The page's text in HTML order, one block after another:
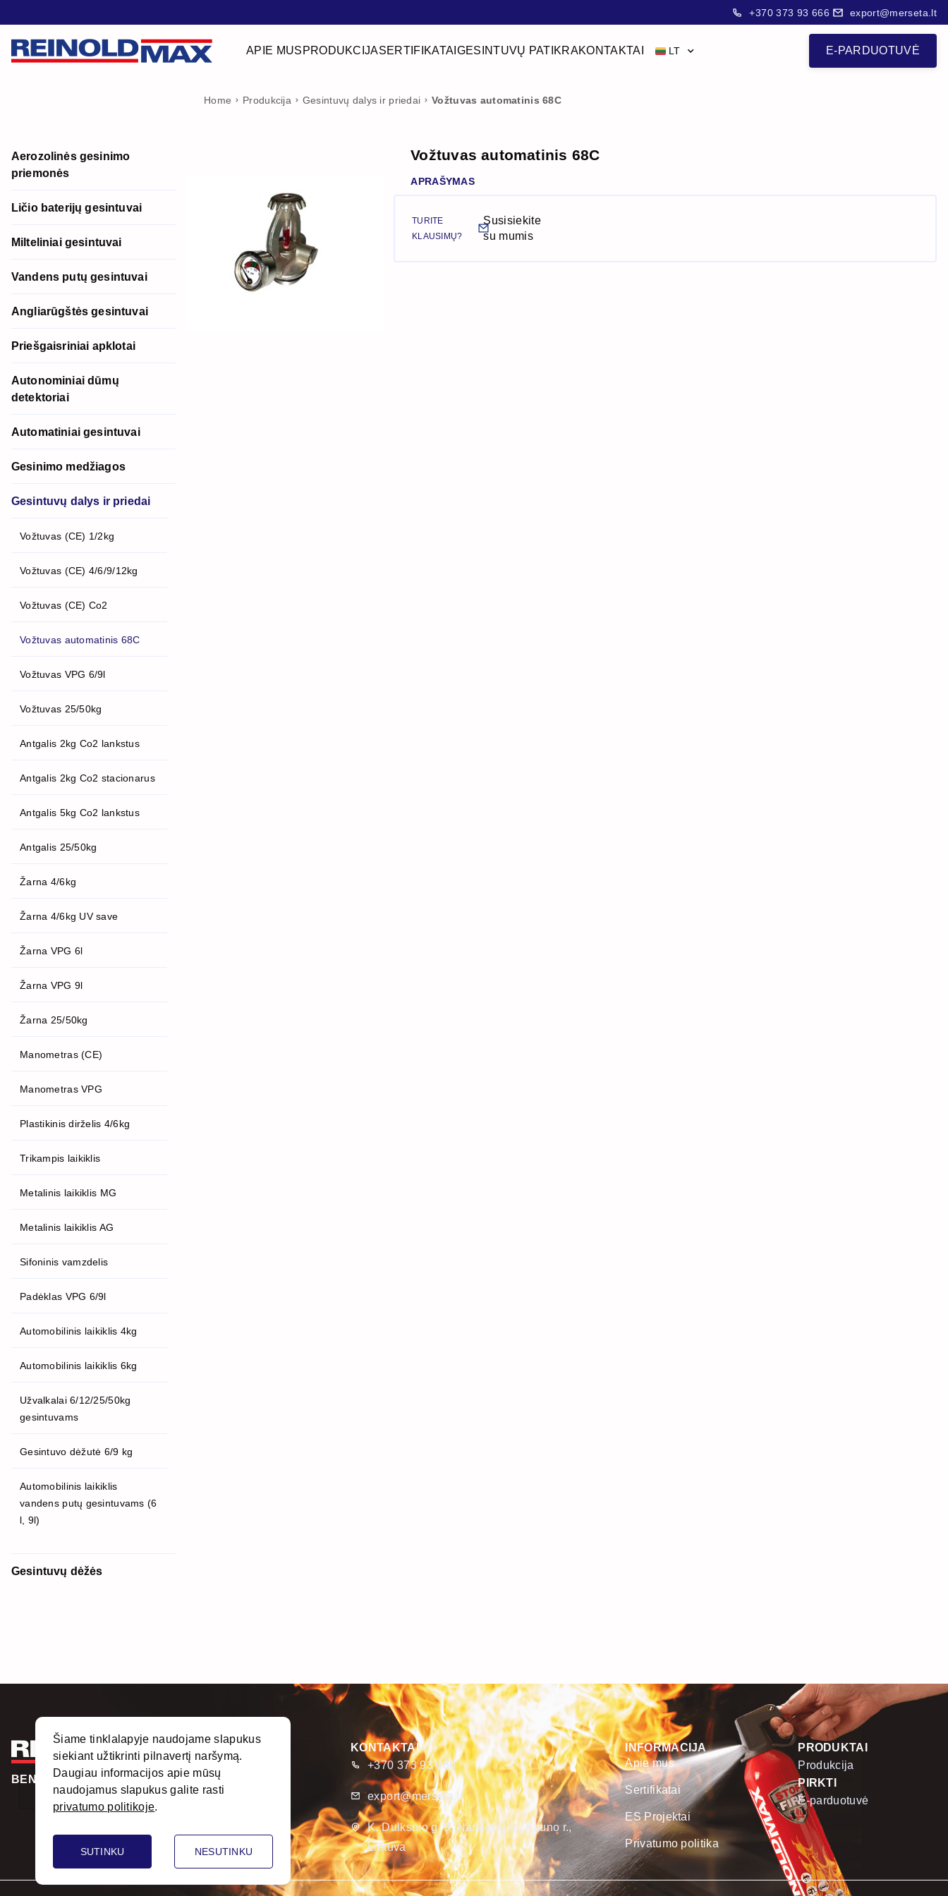
+370 373 93 666 export@merseta.lt
APIE MUS PRODUKCIJASERTIFIKATAI GESINTUVŲ PATIKRAKONTAKTAI LT E-PARDUOTUVĖ
Home Produkcija Gesintuvų dalys ir priedai Vožtuvas automatinis 68C
Aerozolinės gesinimo
priemonės
Ličio baterijų gesintuvai
Milteliniai gesintuvai
Vandens putų gesintuvai
Angliarūgštės gesintuvai
Priešgaisriniai apklotai
Autonominiai dūmų
detektoriai
Automatiniai gesintuvai
Gesinimo medžiagos
Gesintuvų dalys ir priedai
Vožtuvas (CE) 1/2kg
Vožtuvas (CE) 4/6/9/12kg
Vožtuvas (CE) Co2
Vožtuvas automatinis 68C
Vožtuvas VPG 6/9l
Vožtuvas 25/50kg
Antgalis 2kg Co2 lankstus
Antgalis 2kg Co2 stacionarus
Antgalis 5kg Co2 lankstus
Antgalis 25/50kg
Žarna 4/6kg
Žarna 4/6kg UV save
Žarna VPG 6l
Žarna VPG 9l
Žarna 25/50kg
Manometras (CE)
Manometras VPG
Plastikinis dirželis 4/6kg
Trikampis laikiklis
Metalinis laikiklis MG
Metalinis laikiklis AG
Sifoninis vamzdelis
Padėklas VPG 6/9l
Automobilinis laikiklis 4kg
Automobilinis laikiklis 6kg
Užvalkalai 6/12/25/50kg
gesintuvams
Gesintuvo dėžutė 6/9 kg
Automobilinis laikiklis
vandens putų gesintuvams (6
l, 9l)
Gesintuvų dėžės
Vožtuvas automatinis 68C
APRAŠYMAS
TURITE
KLAUSIMŲ?
Susisiekite
su mumis
BENDRAUKIME
KONTAKTAI
+370 373 93 666
export@merseta.lt
K. Dulksnio g. 9, Narsiečių k., Kauno r.,
Lietuva
INFORMACIJA
Apie mus
Sertifikatai
ES Projektai
Privatumo politika
PRODUKTAI
Produkcija
PIRKTI
E-parduotuvė
Šiame tinklalapyje naudojame slapukus
siekiant užtikrinti pilnavertį naršymą.
Daugiau informacijos apie mūsų
naudojamus slapukus galite rasti
privatumo politikoje.
SUTINKU NESUTINKU